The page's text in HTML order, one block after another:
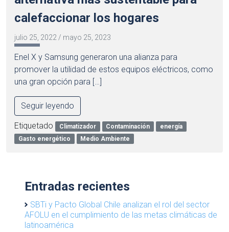
calefaccionar los hogares
julio 25, 2022 / mayo 25, 2023
Enel X y Samsung generaron una alianza para
promover la utilidad de estos equipos eléctricos, como
una gran opción para […]
Seguir leyendo
Etiquetado Climatizador Contaminación
energía
Gasto energético
Medio Ambiente
Entradas recientes
SBTi y Pacto Global Chile analizan el rol del sector
AFOLU en el cumplimiento de las metas climáticas de
latinoamérica